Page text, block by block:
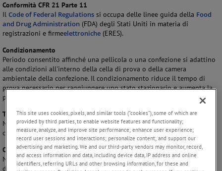
Conformità CFR 21 Parte 11
Il Code of Federal Regulations si occupa delle linee guida della Food
and Drug Administration (FDA) degli Stati Uniti in materia di
registrazioni e firmeelettroniche (ERES).
Condizionamento
Periodo consentito affinché una pellicola o una confezione si adattino
alle condizioni all'interno della cella di prova o della camera
ambientale della confezione. Il condizionamento riduce il tempo di
prova necessario per raggiungere uno stato stazionario e aumenta la
produttività.
Tempo di condizionamento
Numero di ore, specificato dall'operatore, durante le quali viene
condizionato un campione.
Ore di convergenza
Numero di ore, specificato dall'operatore, su cui confrontare le letture
della velocità di trasmissione. Le letture della velocità di trasmissione
This site uses cookies, pixels, and similar tools (“cookies”), some of which are
provided by third parties, to enable website features and functionality;
measure, analyze, and improve site performance; enhance user experience;
record user sessions and interactions; personalize content; and support our
advertising and marketing. We and our third-party vendors may monitor, record,
and access information and data, including device data, IP address and online
identifiers, referring URLs and other browsing information, for these and